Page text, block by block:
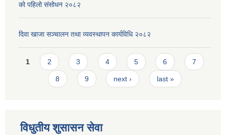
को पहिलो संसोधन २०८२
दिवा खाजा सञ्चालन तथा व्यवस्थापन कार्यविधि २०८२
Pages
1 2 3 4 5 6 7
8 9 next › last »
विधुतीय शुसासन सेवा